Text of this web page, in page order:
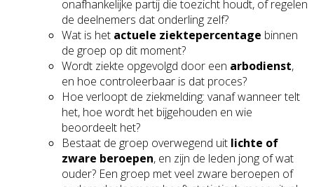
onafhankelijke partij die toezicht houdt, of regelen
de deelnemers dat onderling zelf?
Wat is het actuele ziektepercentage binnen
de groep op dit moment?
Wordt ziekte opgevolgd door een arbodienst,
en hoe controleerbaar is dat proces?
Hoe verloopt de ziekmelding: vanaf wanneer telt
het, hoe wordt het bijgehouden en wie
beoordeelt het?
Bestaat de groep overwegend uit lichte of
zware beroepen, en zijn de leden jong of wat
ouder? Een groep met veel zware beroepen of